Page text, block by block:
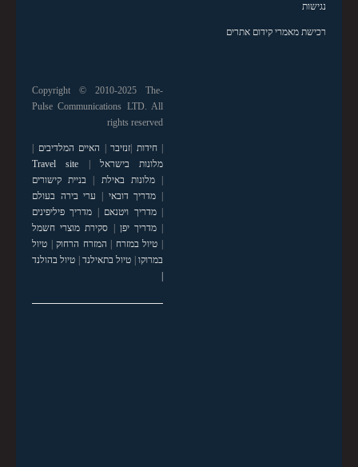
נגישות
רכישת מאמרי קידום אתרים
Copyright © 2010-2025 The-
Pulse Communications LTD. All
rights reserved
|חידות זנזיבר האיים המלדיבים
מלונות בישראל
Travel site
|מלונות באילת
בניית קישורים
מדריך דובאי
ערי בירה בעולם
|מדריך ויטנאם
מדריך פיליפינים
|מדריך יפן
סקירת מוצרי חשמל
טיול במזרח המזרח הרחוק| טיול
במרוקו| טיול בתאילנד| טיול בהולנד